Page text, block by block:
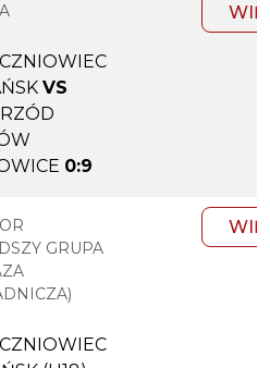
VS
0:9
GRUPA